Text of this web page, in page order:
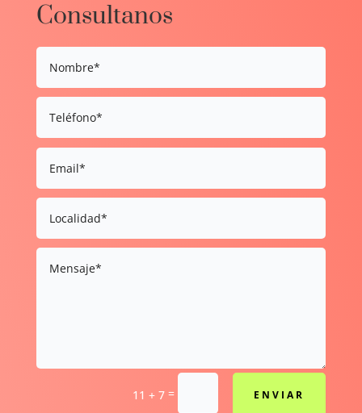
Consultanos
11 + 7 = ENVIAR